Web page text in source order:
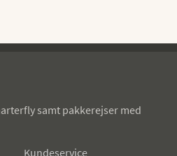
samt pakkerejser med
Kundeservice